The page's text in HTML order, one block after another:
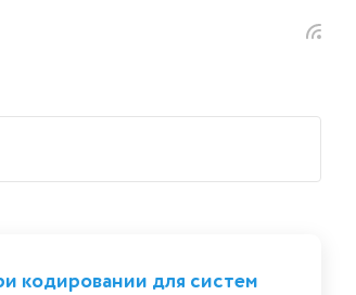
кодировании для систем